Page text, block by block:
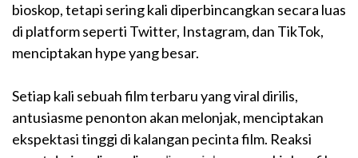
bioskop, tetapi sering kali diperbincangkan secara luas
di platform seperti Twitter, Instagram, dan TikTok,
menciptakan hype yang besar.
Setiap kali sebuah film terbaru yang viral dirilis,
antusiasme penonton akan melonjak, menciptakan
ekspektasi tinggi di kalangan pecinta film. Reaksi